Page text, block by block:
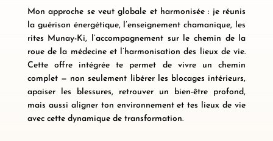
Mon approche se veut globale et harmonisée : je réunis
la guérison énergétique, l’enseignement chamanique, les
rites Munay-Ki, l’accompagnement sur le chemin de la
roue de la médecine et l’harmonisation des lieux de vie.
Cette offre intégrée te permet de vivre un chemin
complet — non seulement libérer les blocages intérieurs,
apaiser les blessures, retrouver un bien-être profond,
mais aussi aligner ton environnement et tes lieux de vie
avec cette dynamique de transformation.